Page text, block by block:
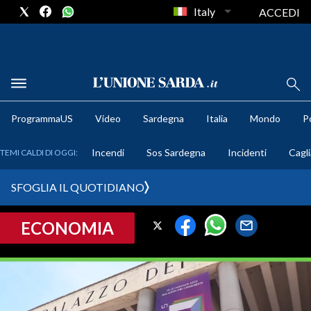
METEO
CRONACA SARDEGNA
PROVINCIA DI CAGLIARI
SULCIS IGLESIENTE
Italy ACCEDI
ProgrammaUS Video Sardegna Italia Mondo
TEMI CALDI DI OGGI: Incendi Sos Sardegna Incidenti
SFOGLIA IL QUOTIDIANO
ECONOMIA